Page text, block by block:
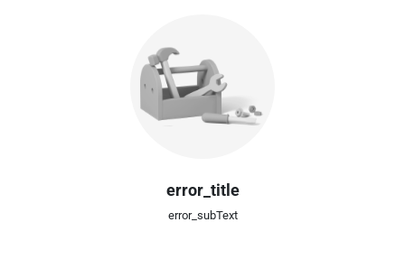
error_title
error_subText